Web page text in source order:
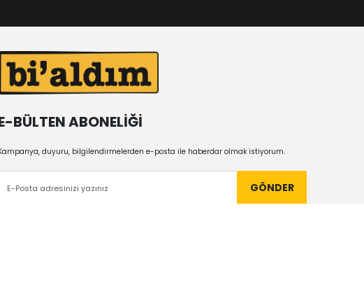
BÜLTEN ABONELİĞİ
duyuru, bilgilendirmelerden e-posta ile haberdar olmak istiyorum.
GÖNDER